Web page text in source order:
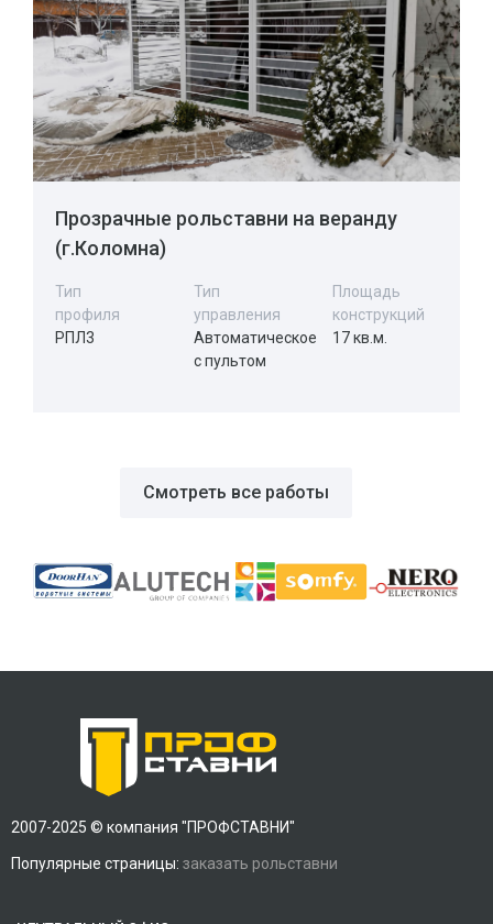
Прозрачные рольставни на веранду
(г.Коломна)
Тип
профиля
Тип
управления
Площадь
конструкций
РПЛ3
Автоматическое
с пультом
17 кв.м.
Смотреть все работы
2007-2025 © компания "ПРОФСТАВНИ"
Популярные страницы: заказать рольставни